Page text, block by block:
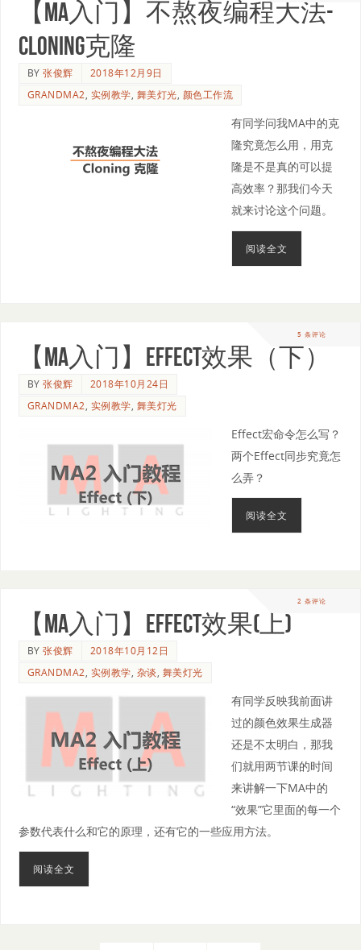
【MA入门】不熬夜编程大法-
Cloning克隆
BY张俊辉
2018年12月9日
GRANDMA2, 实例教学, 舞美灯光, 颜色工作流
有同学问我MA中的克
隆究竟怎么用，用克
隆是不是真的可以提
高效率？那我们今天
就来讨论这个问题。
阅读全文
5 条评论
【MA入门】Effect效果（下）
BY张俊辉
2018年10月24日
GRANDMA2, 实例教学, 舞美灯光
Effect宏命令怎么写？
两个Effect同步究竟怎
么弄？
阅读全文
2 条评论
【MA入门】Effect效果(上)
BY张俊辉
2018年10月12日
GRANDMA2, 实例教学, 杂谈, 舞美灯光
有同学反映我前面讲
过的颜色效果生成器
还是不太明白，那我
们就用两节课的时间
来讲解一下MA中的
“效果”它里面的每一个
参数代表什么和它的原理，还有它的一些应用方法。
阅读全文